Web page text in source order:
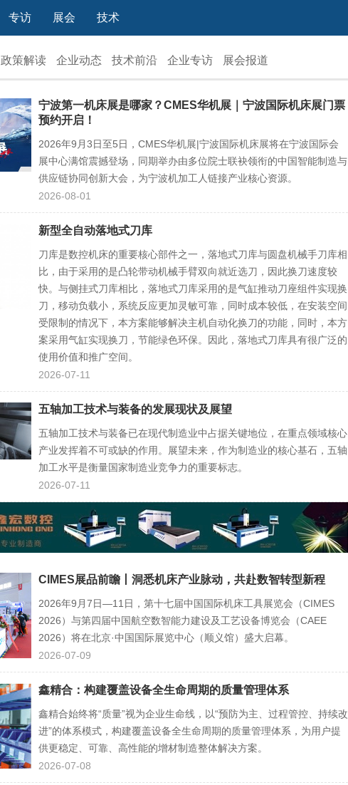
专访 展会 技术
政策解读 企业动态 技术前沿 企业专访 展会报道
宁波第一机床展是哪家？CMES华机展｜宁波国际机床展门票
预约开启！
2026年9月3日至5日，CMES华机展|宁波国际机床展将在宁波国际会
展中心满馆震撼登场，同期举办由多位院士联袂领衔的中国智能制造与
供应链协同创新大会，为宁波机加工人链接产业核心资源。
2026-08-01
新型全自动落地式刀库
刀库是数控机床的重要核心部件之一，落地式刀库与圆盘机械手刀库相
比，由于采用的是凸轮带动机械手臂双向就近选刀，因此换刀速度较
快。与侧挂式刀库相比，落地式刀库采用的是气缸推动刀座组件实现换
刀，移动负载小，系统反应更加灵敏可靠，同时成本较低，在安装空间
受限制的情况下，本方案能够解决主机自动化换刀的功能，同时，本方
案采用气缸实现换刀，节能绿色环保。因此，落地式刀库具有很广泛的
使用价值和推广空间。
2026-07-11
五轴加工技术与装备的发展现状及展望
五轴加工技术与装备已在现代制造业中占据关键地位，在重点领域核心
产业发挥着不可或缺的作用。展望未来，作为制造业的核心基石，五轴
加工水平是衡量国家制造业竞争力的重要标志。
2026-07-11
CIMES展品前瞻丨洞悉机床产业脉动，共赴数智转型新程
2026年9月7日—11日，第十七届中国国际机床工具展览会（CIMES
2026）与第四届中国航空数智能力建设及工艺设备博览会（CAEE
2026）将在北京·中国国际展览中心（顺义馆）盛大启幕。
2026-07-09
鑫精合：构建覆盖设备全生命周期的质量管理体系
鑫精合始终将“质量”视为企业生命线，以“预防为主、过程管控、持续改
进”的体系模式，构建覆盖设备全生命周期的质量管理体系，为用户提
供更稳定、可靠、高性能的增材制造整体解决方案。
2026-07-08